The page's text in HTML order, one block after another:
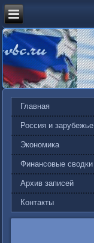
Главная
Россия и зарубежье
Экономика
Финансовые сводки
Архив записей
Контакты